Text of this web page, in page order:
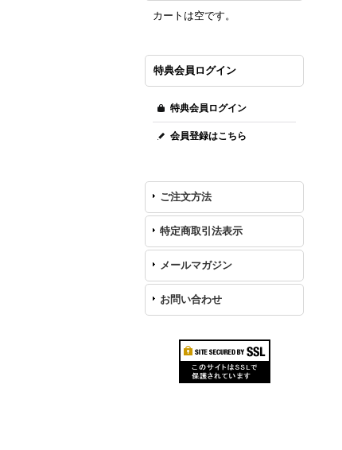
カートは空です。
特典会員ログイン
特典会員ログイン
会員登録はこちら
ご注文方法
特定商取引法表示
メールマガジン
お問い合わせ